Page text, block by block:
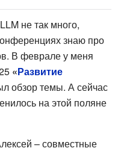
не так много,
знаю про
В феврале у меня
«Развитие
обзор темы. А сейчас
на этой поляне
– совместные